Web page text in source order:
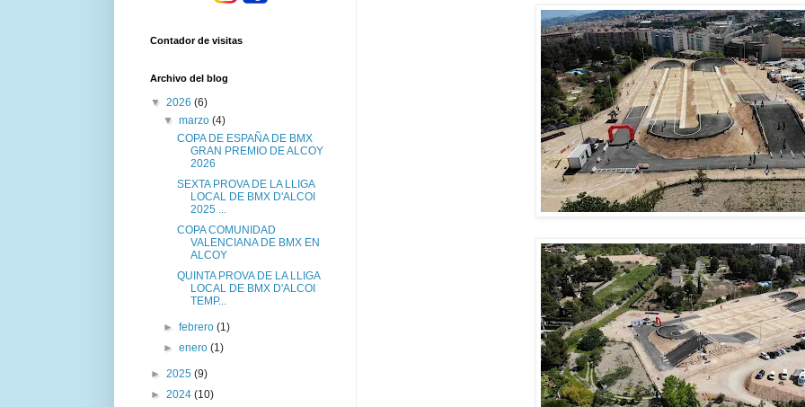
Contador de visitas
Archivo del blog
▼ 2026 (6)
▼marzo(4)
COPA DE ESPAÑA DE BMX
GRAN PREMIO DE ALCOY
2026
SEXTA PROVA DE LA LLIGA
LOCAL DE BMX D'ALCOI
2025 ...
COPA COMUNIDAD
VALENCIANA DE BMX EN
ALCOY
QUINTA PROVA DE LA LLIGA
LOCAL DE BMX D'ALCOI
TEMP...
►febrero(1)
►enero(1)
► 2025 (9)
► 2024 (10)